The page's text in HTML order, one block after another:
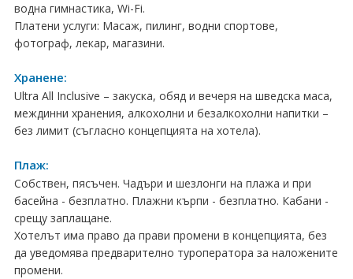
Празници в България
Предколедни
Нова година
Великден 2026
Екзотични почивки
КРУИЗИ
САМОЛЕТНИ БИЛЕТИ
водна гимнастика, Wi-Fi.
Платени услуги: Масаж, пилинг, водни спортове,
фотограф, лекар, магазини.
Хранене:
Ultra All Inclusive – закуска, обяд и вечеря на шведска маса,
междинни хранения, алкохолни и безалкохолни напитки –
без лимит (съгласно концепцията на хотела).
Плаж:
Собствен, пясъчен. Чадъри и шезлонги на плажа и при
басейна - безплатно. Плажни кърпи - безплатно. Кабани -
срещу заплащане.
Хотелът има право да прави промени в концепцията, без
да уведомява предварително туроператора за наложените
промени.